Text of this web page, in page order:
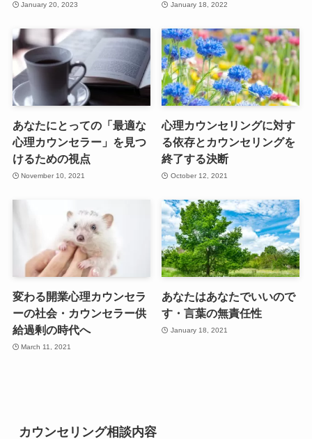
January 20, 2023 January 18, 2022
あなたにとっての「最適な
心理カウンセラー」を見つ
けるための視点
November 10, 2021
心理カウンセリングに対す
る依存とカウンセリングを
終了する決断
October 12, 2021
変わる開業心理カウンセラ
ーの社会・カウンセラー供
給過剰の時代へ
March 11, 2021
あなたはあなたでいいので
す・言葉の無責任性
January 18, 2021
カウンセリング相談内容